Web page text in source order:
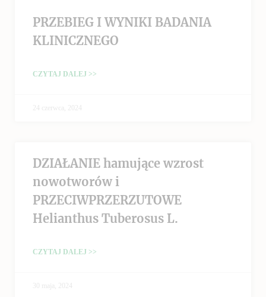
PRZEBIEG I WYNIKI BADANIA
KLINICZNEGO
CZYTAJ DALEJ >>
24 czerwca, 2024
DZIAŁANIE hamujące wzrost
nowotworów i
PRZECIWPRZERZUTOWE
Helianthus Tuberosus L.
CZYTAJ DALEJ >>
30 maja, 2024